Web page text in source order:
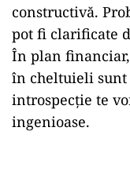
constructivă.
pot fi clarificate
În plan
în cheltuieli sunt
introspecție te
ingenioase.